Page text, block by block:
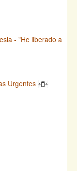
- "He liberado a
Urgentes